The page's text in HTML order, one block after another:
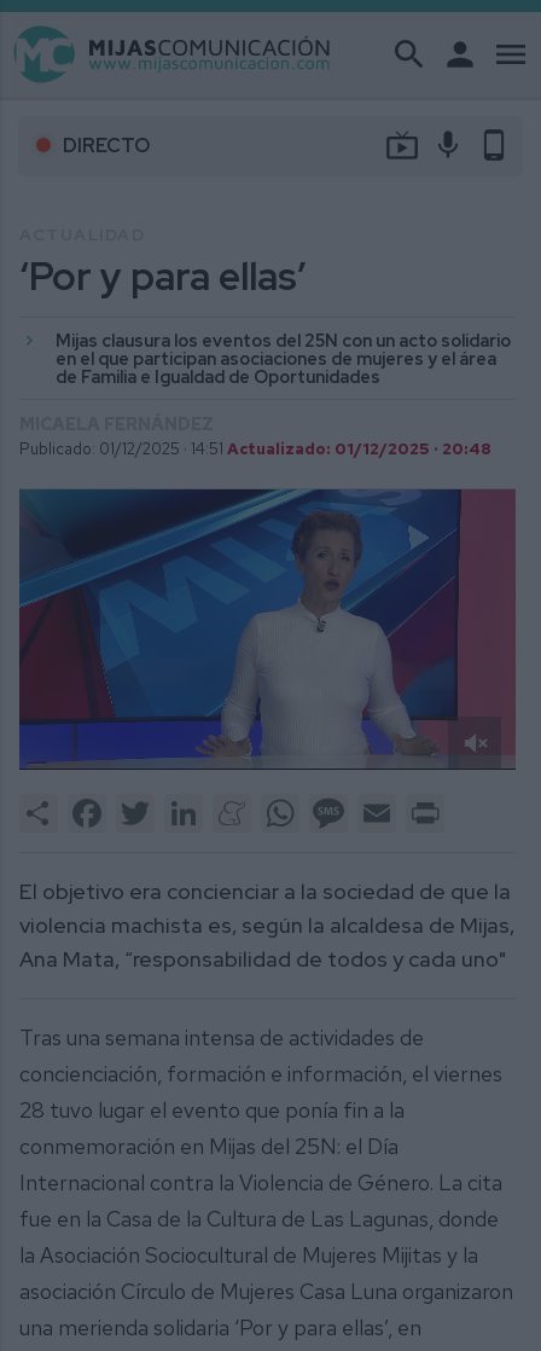
search person menu
DIRECTO live_tv mic phone_android
‘Por y para ellas’
Mijas clausura los eventos del 25N con un acto solidario
en el que participan asociaciones de mujeres y el área
de Familia e Igualdad de Oportunidades
Publicado: 01/12/2025 · 14:51 Actualizado: 01/12/2025 · 20:48
3
Share FacebookTwitter LinkedInMeneameWhatsAppMessage
Email
El objetivo era concienciar a la sociedad de que la
violencia machista es, según la alcaldesa de Mijas,
Ana Mata, “responsabilidad de todos y cada uno"
Tras una semana intensa de actividades de
concienciación, formación e información, el viernes
28 tuvo lugar el evento que ponía fin a la
conmemoración en Mijas del 25N: el Día
Internacional contra la Violencia de Género. La cita
fue en la Casa de la Cultura de Las Lagunas, donde
la Asociación Sociocultural de Mujeres Mijitas y la
asociación Círculo de Mujeres Casa Luna organizaron
una merienda solidaria ‘Por y para ellas’, en